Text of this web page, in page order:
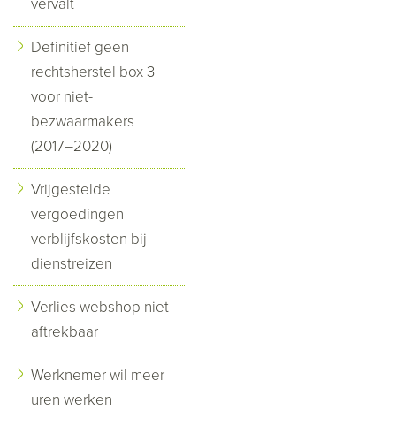
vervalt
Definitief geen
rechtsherstel box 3
voor niet-
bezwaarmakers
(2017–2020)
Vrijgestelde
vergoedingen
verblijfskosten bij
dienstreizen
Verlies webshop niet
aftrekbaar
Werknemer wil meer
uren werken